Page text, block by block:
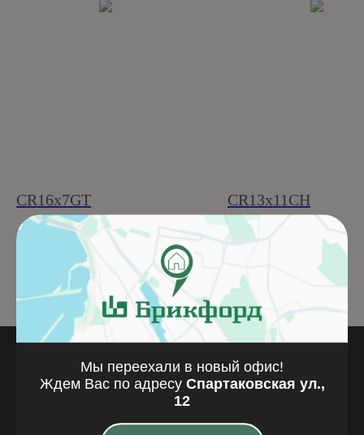
CR16x7GT
Подробнее
CR13x11CH
Подробнее
Где мы
находимся
Мы переехали в новый офис!
Ждем Вас по адресу Спартаковская ул.,
12